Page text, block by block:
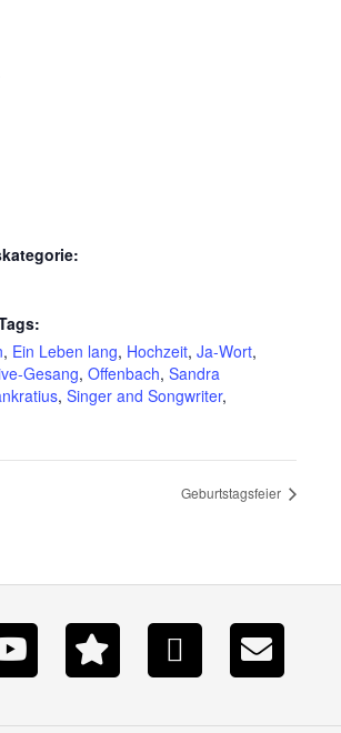
, Ein Leben lang, Hochzeit, Ja-Wort,
Gesang, Offenbach, Sandra
, Singer and Songwriter,
Geburtstagsfeier